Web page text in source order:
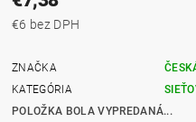
€6 bez DPH
ZNAČKA
KATEGÓRIA
POLOŽKA BOLA VYPREDANÁ...